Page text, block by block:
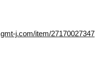
j.com/item/27170027347